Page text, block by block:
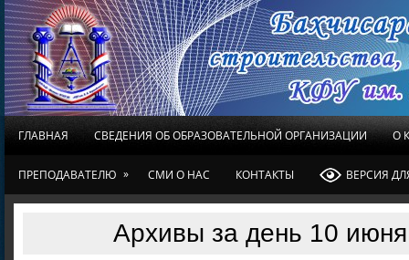
ГЛАВНАЯ СВЕДЕНИЯ ОБ ОБРАЗОВАТЕЛЬНОЙ ОРГАНИЗАЦИИ О
ПРЕПОДАВАТЕЛЮ » СМИ О НАС КОНТАКТЫ ВЕРСИЯ
Архивы за день 10